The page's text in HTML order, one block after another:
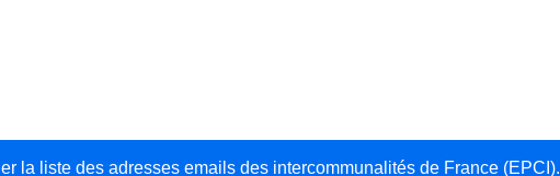
la liste des adresses emails des intercommunalités de France (EPCI).